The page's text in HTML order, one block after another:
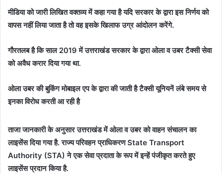
मीडिया को जारी लिखित वक्तव्य में कहा गया है यदि सरकार के द्वारा इस निर्णय को
वापस नहीं लिया जाता है तो वह इसके खिलाफ उग्र आंदोलन करेंगे.
गौरतलब है कि साल 2019 में उत्तराखंड सरकार के द्वारा ओला व उबर टैक्सी सेवा
को अवैध करार दिया गया था.
ओला उबर की बुकिंग मोबाइल एप के द्वारा की जाती है टैक्सी यूनियनें लंबे समय से
इनका विरोध करती आ रही है
ताजा जानकारी के अनुसार उत्तराखंड में ओला व उबर को वाहन संचालन का
लाइसेंस दिया गया है. राज्य परिवहन प्राधिकरण State Transport
Authority (STA) ने एक सेवा प्रदाता के रूप में इन्हें पंजीकृत करते हुए
लाइसेंस प्रदान किया है.